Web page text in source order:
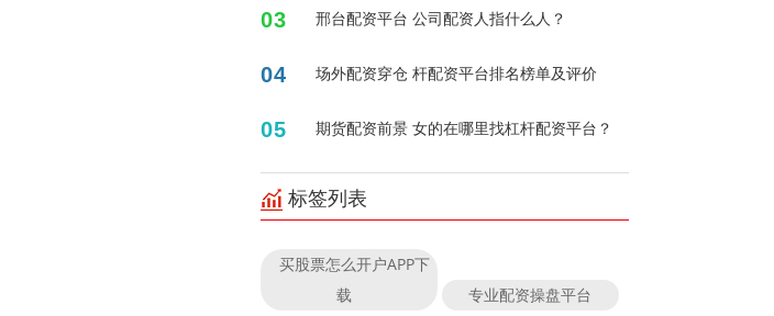
03 邢台配资平台 公司配资人指什么人？
04 场外配资穿仓 杆配资平台排名榜单及评价
05 期货配资前景 女的在哪里找杠杆配资平台？
标签列表
买股票怎么开户APP下
载
专业配资操盘平台